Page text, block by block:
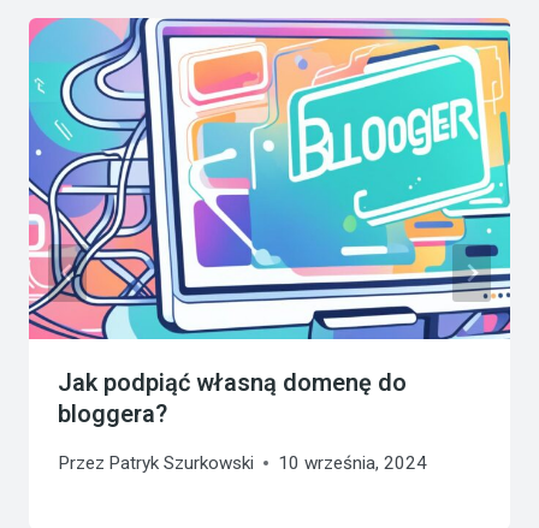
Jak podpiąć własną domenę do
bloggera?
Przez Patryk Szurkowski 10 września, 2024